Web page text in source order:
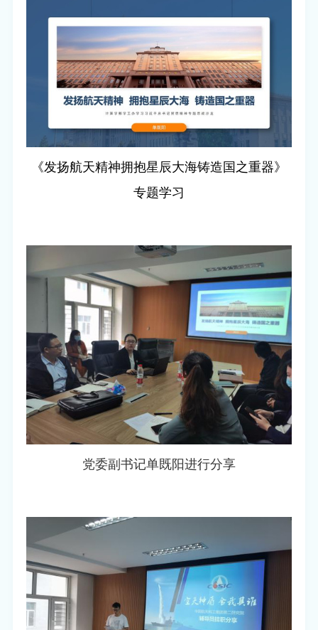
《发扬航天精神拥抱星辰大海铸造国之重器》
专题学习
党委副书记单既阳进行分享